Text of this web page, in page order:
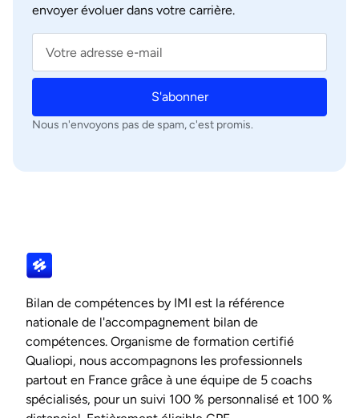
envoyer évoluer dans votre carrière.
S'abonner
Nous n'envoyons pas de spam, c'est promis.
Bilan de compétences by IMI est la référence
nationale de l'accompagnement bilan de
compétences. Organisme de formation certifié
Qualiopi, nous accompagnons les professionnels
partout en France grâce à une équipe de 5 coachs
spécialisés, pour un suivi 100 % personnalisé et 100 %